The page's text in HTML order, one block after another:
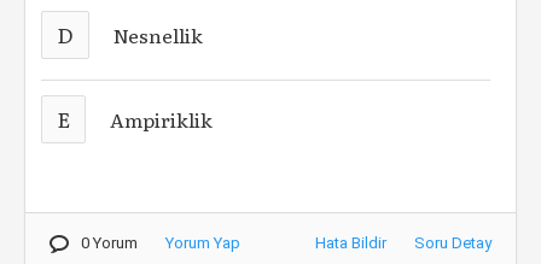
D Nesnellik
E Ampiriklik
0 Yorum Yorum Yap Hata Bildir Soru Detay